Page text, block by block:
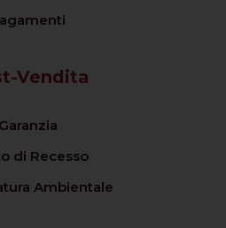
Vendita
Garanzia
di Recesso
Ambientale